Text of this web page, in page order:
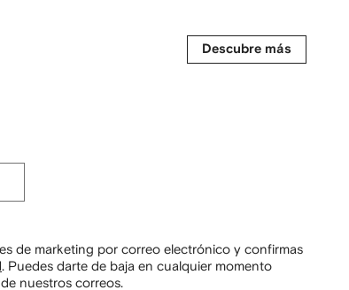
Descubre más
de marketing por correo electrónico y confirmas
Puedes darte de baja en cualquier momento
nuestros correos.